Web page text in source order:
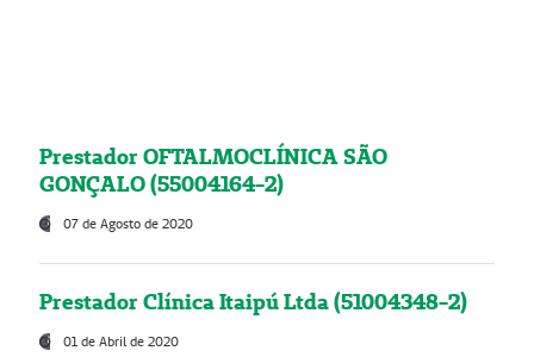
Prestador OFTALMOCLÍNICA SÃO
GONÇALO (55004164-2)
07 de Agosto de 2020
Prestador Clínica Itaipú Ltda (51004348-2)
01 de Abril de 2020